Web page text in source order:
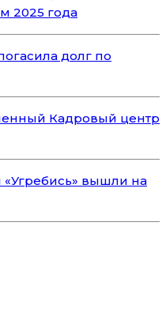
2025 года
долг по
Кадровый центр
«Угребись» вышли на